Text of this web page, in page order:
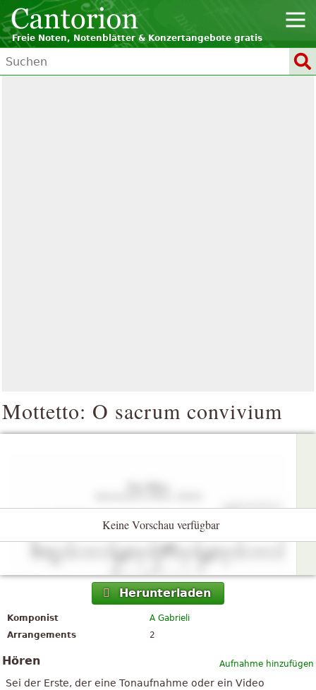
Freie Noten, Notenblätter & Konzertangebote gratis
Mottetto: O sacrum convivium
Keine Vorschau verfügbar
Herunterladen
Komponist
A Gabrieli
Arrangements
2
Aufnahme hinzufügen
Hören
Sei der Erste, der eine Tonaufnahme oder ein Video